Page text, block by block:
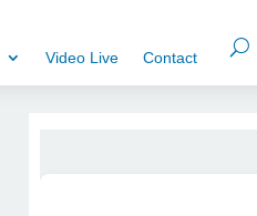
Video Live Contact